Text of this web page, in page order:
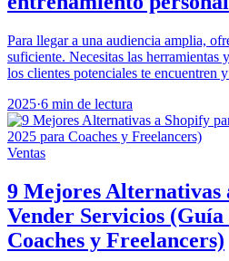
Para llegar a una audiencia amplia,
suficiente. Necesitas las herramientas
los clientes potenciales te encuentren
2025·6 min de lectura
Ventas
9 Mejores Alternativas
Vender Servicios (Guía
Coaches y Freelancers)